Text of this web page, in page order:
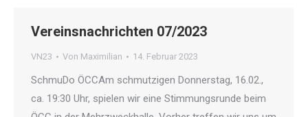
Vereinsnachrichten 07/2023
VN23 Von Maximilian 14. Februar 2023
SchmuDo ÖCCAm schmutzigen Donnerstag, 16.02.,
ca. 19:30 Uhr, spielen wir eine Stimmungsrunde beim